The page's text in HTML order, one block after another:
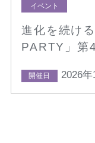
イベント
進化を続け
PARTY」第
開催日 2026年